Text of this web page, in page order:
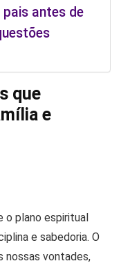
pais antes de
que
e
o plano espiritual
e sabedoria. O
nossas vontades,